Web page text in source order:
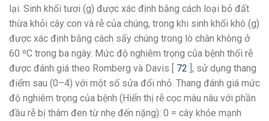
lại. Sinh khối tươi (g) được xác định bằng cách loại bỏ đất
thừa khỏi cây con và rễ của chúng, trong khi sinh khối khô (g)
được xác định bằng cách sấy chúng trong lò chân không ở
60 ºC trong ba ngày. Mức độ nghiêm trọng của bệnh thối rễ
được đánh giá theo Romberg và Davis [ 72 ], sử dụng thang
điểm sau (0–4) với một số sửa đổi nhỏ. Thang đánh giá mức
độ nghiêm trọng của bệnh (Hiển thị rễ cọc màu nâu với phần
đầu rễ bị thâm đen từ nhẹ đến nặng): 0 = cây khỏe mạnh